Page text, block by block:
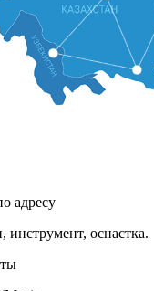
адресу
оснастка.